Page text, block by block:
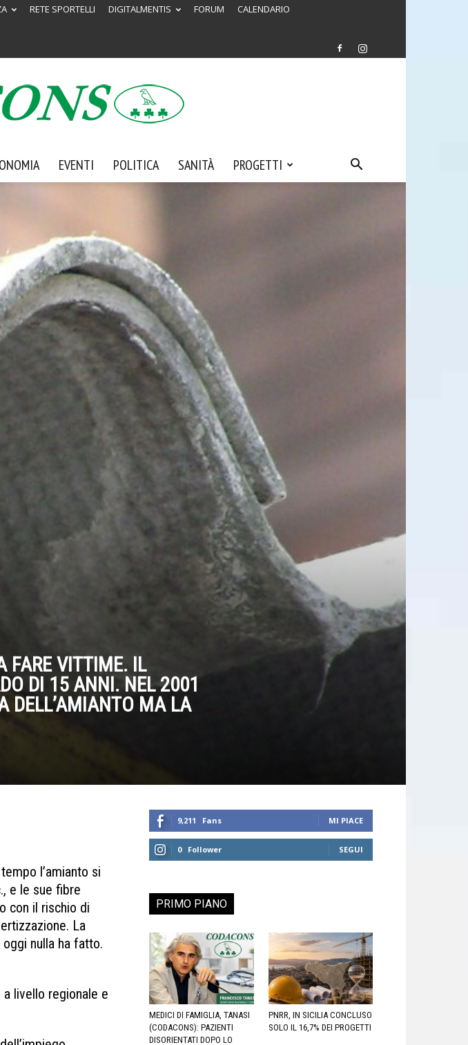
RETE SPORTELLI DIGITALMENTIS FORUM
CALENDARIO
Codacons
Sicilia
EVENTI POLITICA SANITÀ PROGETTI
FARE VITTIME. IL
DI 15 ANNI. NEL 2001
DELL’AMIANTO MA LA
l’amianto si
e le sue fibre
con il rischio di
La
nulla ha fatto.
livello regionale e
9,211 Fans MI PIACE
0 Follower SEGUI
PRIMO PIANO
MEDICI DI FAMIGLIA, TANASI
(CODACONS): PAZIENTI
DISORIENTATI DOPO LO
PNRR, IN SICILIA CONCLUSO
SOLO IL 16,7% DEI PROGETTI